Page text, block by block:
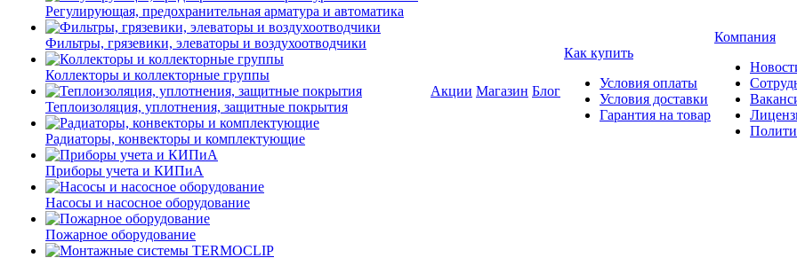
Регулирующая, предохранительная арматура и автоматика
Фильтры, грязевики, элеваторы и воздухоотводчики
Коллекторы и коллекторные группы
Теплоизоляция, уплотнения, защитные покрытия
Радиаторы, конвекторы и комплектующие
Приборы учета и КИПиА
Насосы и насосное оборудование
Пожарное оборудование
Акции Магазин Блог
Как купить
Условия оплаты
Условия доставки
Гарантия на товар
Компания